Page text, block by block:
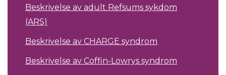
Beskrivelse av adult Refsums sykdom
(ARS)
Beskrivelse av CHARGE syndrom
Beskrivelse av Coffin-Lowrys syndrom